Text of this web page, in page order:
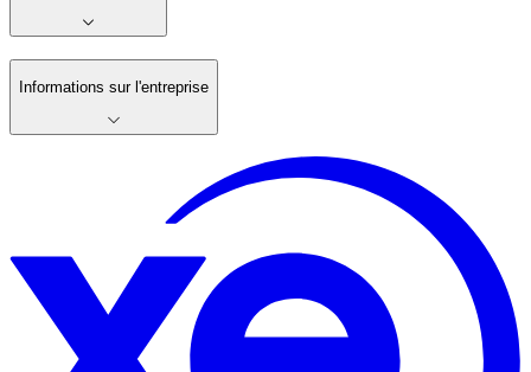
Informations sur l'entreprise